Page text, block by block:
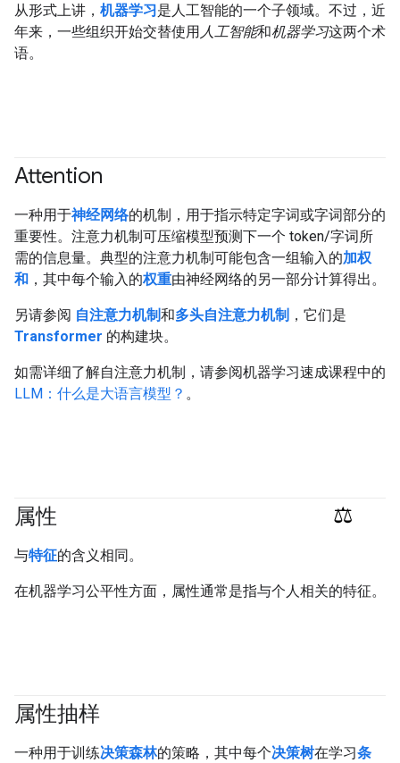
从形式上讲， 机器学习是人工智能的一个子领域。不过，近
年来，一些组织开始交替使用 人工智能和机器学习这两个术
语。
Attention
一种用于神经网络的机制，用于指示特定字词或字词部分的
重要性。注意力机制可压缩模型预测下一个 token/字词所
需的信息量。典型的注意力机制可能包含一组输入的加权
和 ，其中每个输入的权重由神经网络的另一部分计算得出。
另请参阅 自注意力机制和多头自注意力机制 ，它们是
Transformer 的构建块。
如需详细了解自注意力机制，请参阅机器学习速成课程中的
LLM：什么是大语言模型？ 。
属性
与特征的含义相同。
在机器学习公平性方面，属性通常是指与个人相关的特征。
属性抽样
一种用于训练决策森林的策略，其中每个决策树在学习条